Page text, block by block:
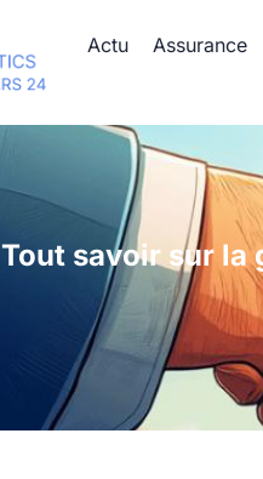
Actu Assurance
Tout savoir sur la